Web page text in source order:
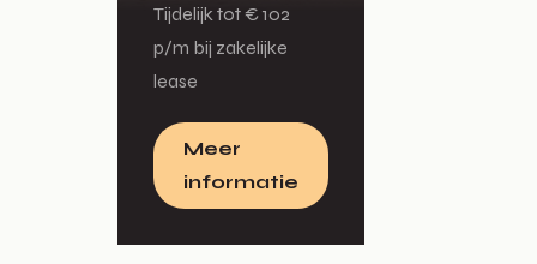
Tijdelijk tot € 102
p/m bij zakelijke
lease
Meer
informatie